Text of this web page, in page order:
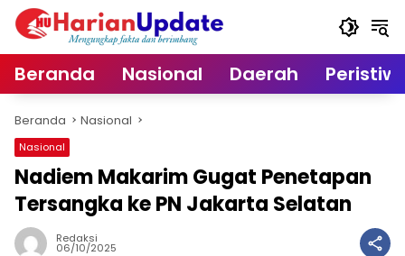
Langsung
Beranda Nasional Daerah
Beranda Nasional
Nasional
Nadiem Makarim Gugat Penetapan
Tersangka ke PN Jakarta Selatan
Redaksi
06/10/2025